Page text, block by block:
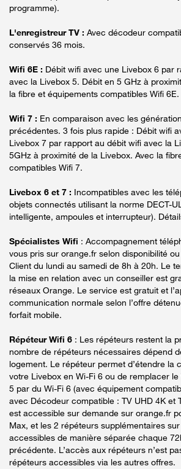
programme).
L'enregistreur TV : Avec décodeur
conservés 36 mois.
Wifi 6E : Débit wifi avec une Livebox 6 par
avec la Livebox 5. Débit en 5 GHz à
la fibre et équipements compatibles Wifi
Wifi 7 : En comparaison avec les
précédentes. 3 fois plus rapide : Débit wifi
Livebox 7 par rapport au débit wifi avec la
5GHz à proximité de la Livebox. Avec la
compatibles Wifi 7.
Livebox 6 et 7 : Incompatibles avec les
objets connectés utilisant la norme DECT-
intelligente, ampoules et interrupteur).
Spécialistes Wifi : Accompagnement
vous pris sur orange.fr selon disponibilité
Client du lundi au samedi de 8h à 20h. Le
la mise en relation avec un conseiller est
réseaux Orange. Le service est gratuit et
communication normale selon l’offre
forfait mobile.
Répéteur Wifi 6 : Les répéteurs restent la
nombre de répéteurs nécessaires dépend
logement. Le répéteur permet d’étendre la
votre Livebox en Wi-Fi 6 ou de remplacer
5 par du Wi-Fi 6 (avec équipement
avec Décodeur compatible : TV UHD 4K et
est accessible sur demande sur orange.fr
Max, et les 2 répéteurs supplémentaires
accessibles de manière séparée chaque
précédente. L’accès aux répéteurs n’est
répéteurs accessibles via les autres offres.